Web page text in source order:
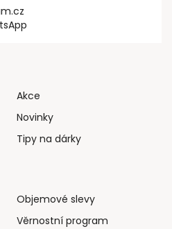
Akce
Novinky
Tipy na dárky
Objemové slevy
Věrnostní program